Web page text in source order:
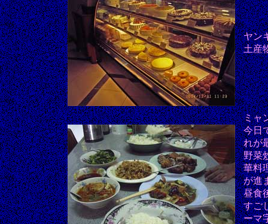
ヤン
土産
ミャ
今日
れが
野菜
華料
が進
昼食
すご
ーマ